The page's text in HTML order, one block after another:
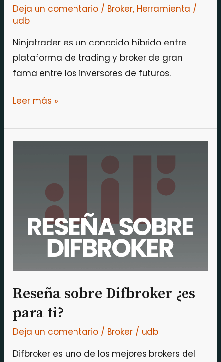
Deja un comentario / Broker, Herramienta /
udb
Ninjatrader es un conocido híbrido entre
plataforma de trading y broker de gran
fama entre los inversores de futuros.
de
inversores
de
futuros
Leer más »
Reseña sobre Difbroker ¿es
para ti?
Deja un comentario / Broker / udb
Difbroker es uno de los mejores brokers del